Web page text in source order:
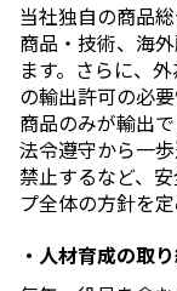
当社独自の商品
商品・技術、海
ます。さらに、
の輸出許可の必
商品のみが輸出
法令遵守から一
禁止するなど、
プ全体の方針を定
・人材育成の取